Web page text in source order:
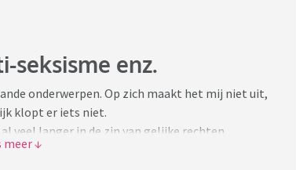
seksisme enz.
onderwerpen. Op zich maakt het mij niet uit,
klopt er iets niet.
veel langer in de zin van gelijke rechten,
is meer van de laatste tijd. Op zich ook